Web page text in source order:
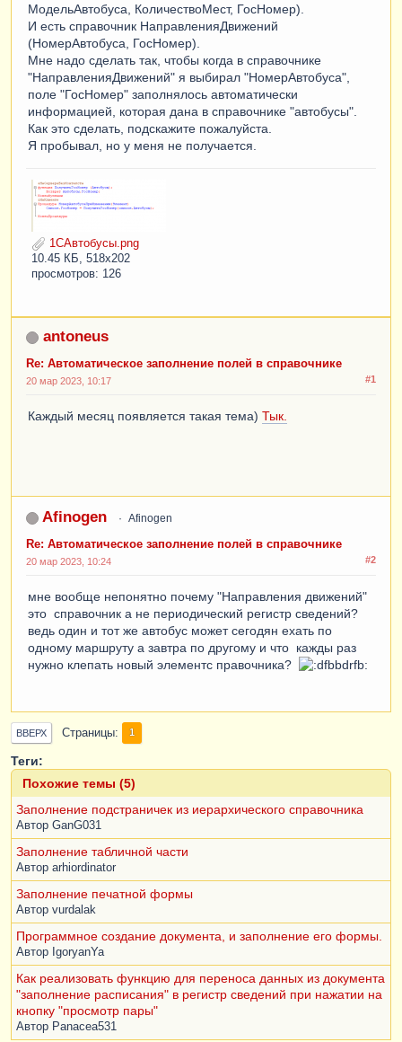
МодельАвтобуса, КоличествоМест, ГосНомер).
И есть справочник НаправленияДвижений
(НомерАвтобуса, ГосНомер).
Мне надо сделать так, чтобы когда в справочнике
"НаправленияДвижений" я выбирал "НомерАвтобуса",
поле "ГосНомер" заполнялось автоматически
информацией, которая дана в справочнике "автобусы".
Как это сделать, подскажите пожалуйста.
Я пробывал, но у меня не получается.
1САвтобусы.png
10.45 КБ, 518x202
просмотров: 126
antoneus
Re: Автоматическое заполнение полей в справочнике
#1
20 мар 2023, 10:17
Каждый месяц появляется такая тема) Тык.
Afinogen Afinogen
Re: Автоматическое заполнение полей в справочнике
#2
20 мар 2023, 10:24
мне вообще непонятно почему "Направления движений"
это справочник а не периодический регистр сведений?
ведь один и тот же автобус может сегодян ехать по
одному маршруту а завтра по другому и что кажды раз
нужно клепать новый элементс правочника?
ВВЕРХ Страницы 1
Теги:
Похожие темы (5)
Заполнение подстраничек из иерархического справочника
Автор GanG031
Заполнение табличной части
Автор arhiordinator
Заполнение печатной формы
Автор vurdalak
Программное создание документа, и заполнение его формы.
Автор IgoryanYa
Как реализовать функцию для переноса данных из документа
"заполнение расписания" в регистр сведений при нажатии на
кнопку "просмотр пары"
Автор Panacea531